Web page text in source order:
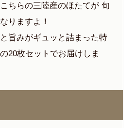
ちらの三陸産のほたてが 旬
りますよ！
旨みがギュッと詰まった特
20枚セットでお届けしま